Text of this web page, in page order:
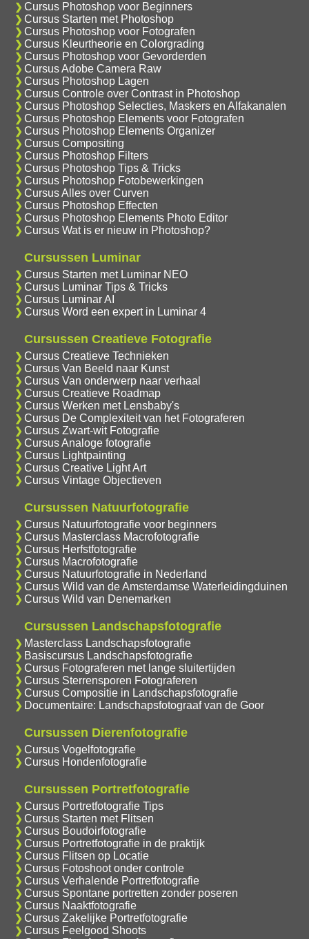
Cursus Photoshop voor Beginners
Cursus Starten met Photoshop
Cursus Photoshop voor Fotografen
Cursus Kleurtheorie en Colorgrading
Cursus Photoshop voor Gevorderden
Cursus Adobe Camera Raw
Cursus Photoshop Lagen
Cursus Controle over Contrast in Photoshop
Cursus Photoshop Selecties, Maskers en Alfakanalen
Cursus Photoshop Elements voor Fotografen
Cursus Photoshop Elements Organizer
Cursus Compositing
Cursus Photoshop Filters
Cursus Photoshop Tips & Tricks
Cursus Photoshop Fotobewerkingen
Cursus Alles over Curven
Cursus Photoshop Effecten
Cursus Photoshop Elements Photo Editor
Cursus Wat is er nieuw in Photoshop?
Cursussen Luminar
Cursus Starten met Luminar NEO
Cursus Luminar Tips & Tricks
Cursus Luminar AI
Cursus Word een expert in Luminar 4
Cursussen Creatieve Fotografie
Cursus Creatieve Technieken
Cursus Van Beeld naar Kunst
Cursus Van onderwerp naar verhaal
Cursus Creatieve Roadmap
Cursus Werken met Lensbaby's
Cursus De Complexiteit van het Fotograferen
Cursus Zwart-wit Fotografie
Cursus Analoge fotografie
Cursus Lightpainting
Cursus Creative Light Art
Cursus Vintage Objectieven
Cursussen Natuurfotografie
Cursus Natuurfotografie voor beginners
Cursus Masterclass Macrofotografie
Cursus Herfstfotografie
Cursus Macrofotografie
Cursus Natuurfotografie in Nederland
Cursus Wild van de Amsterdamse Waterleidingduinen
Cursus Wild van Denemarken
Cursussen Landschapsfotografie
Masterclass Landschapsfotografie
Basiscursus Landschapsfotografie
Cursus Fotograferen met lange sluitertijden
Cursus Sterrensporen Fotograferen
Cursus Compositie in Landschapsfotografie
Documentaire: Landschapsfotograaf van de Goor
Cursussen Dierenfotografie
Cursus Vogelfotografie
Cursus Hondenfotografie
Cursussen Portretfotografie
Cursus Portretfotografie Tips
Cursus Starten met Flitsen
Cursus Boudoirfotografie
Cursus Portretfotografie in de praktijk
Cursus Flitsen op Locatie
Cursus Fotoshoot onder controle
Cursus Verhalende Portretfotografie
Cursus Spontane portretten zonder poseren
Cursus Naaktfotografie
Cursus Zakelijke Portretfotografie
Cursus Feelgood Shoots